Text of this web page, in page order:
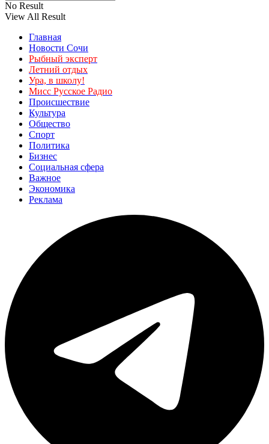
No Result
View All Result
Главная
Новости Сочи
Рыбный эксперт
Летний отдых
Ура, в школу!
Мисс Русское Радио
Происшествие
Культура
Общество
Спорт
Политика
Бизнес
Социальная сфера
Важное
Экономика
Реклама